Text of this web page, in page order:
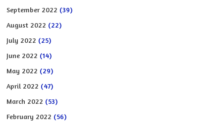
September 2022 (39)
August 2022 (22)
July 2022 (25)
June 2022 (14)
May 2022 (29)
April 2022 (47)
March 2022 (53)
February 2022 (56)